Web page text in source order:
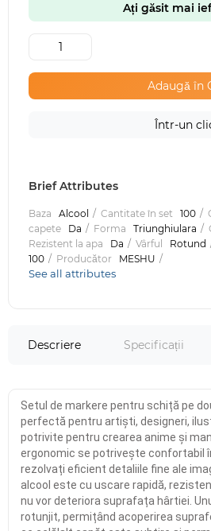
Ați găsit mai
Adaugă în
Într-un
Brief Attributes
Baza Alcool Cantitate în set 100
capete
Da Forma Triunghiulara
Rezistent la apa
Da Vârful Rotund
100
Producător MESHU
See all attributes
Descriere Specificații
Setul de markere pentru schiță pe
perfectă pentru artiști, designeri,
potrivite pentru crearea anime și
ergonomic se potrivește confortabil
rezolvați eficient detaliile fine ale
alcool este cu uscare rapidă,
nu vor deteriora suprafața hârtiei.
rotunjit, permițând acoperirea